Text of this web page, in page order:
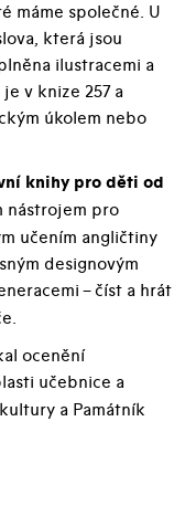
máme společné. U
která jsou
ilustracemi a
v knize 257 a
úkolem nebo
knihy pro děti od
nástrojem pro
učením angličtiny
designovým
– číst a hrát
ocenění
učebnice a
a Památník